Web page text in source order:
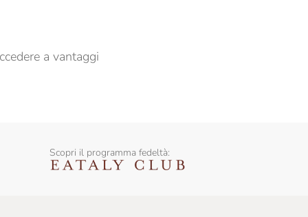
a vantaggi
Scopri il programma fedeltà: